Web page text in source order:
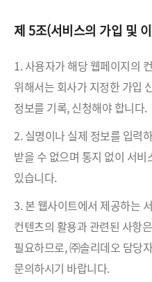
제 5조(서비스의 가입 및
1. 사용자가 해당 웹페이지의
위해서는 회사가 지정한 가입
정보를 기록, 신청해야 합니다.
2. 실명이나 실제 정보를 입력
받을 수 없으며 통지 없이 서
있습니다.
3. 본 웹사이트에서 제공하는
컨텐츠의 활용과 관련된 사항
필요하므로, ㈜솔리데오 담당
문의하시기 바랍니다.